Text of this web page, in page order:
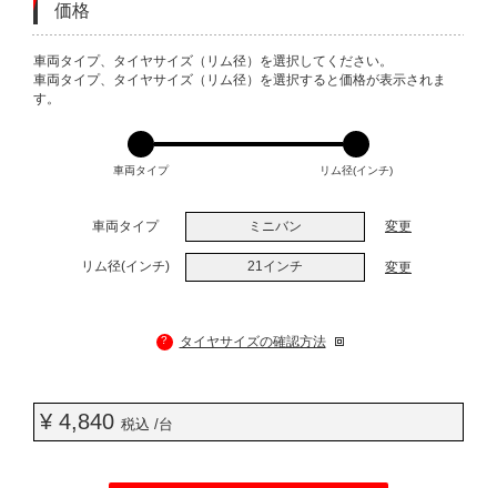
価格
VARIATIONS
車両タイプ、タイヤサイズ（リム径）を選択してください。
車両タイプ、タイヤサイズ（リム径）を選択すると価格が表示されま
す。
車両タイプ リム径(インチ)
車両タイプ ミニバン 変更
リム径(インチ) 21インチ 変更
? タイヤサイズの確認方法
¥ 4,840 税込 /台